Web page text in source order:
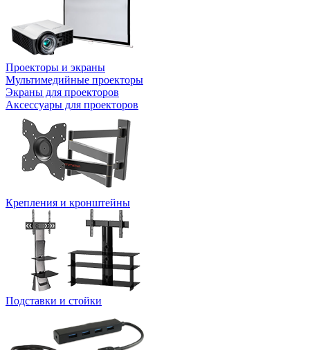
Проекторы и экраны
Мультимедийные проекторы
Экраны для проекторов
Аксессуары для проекторов
Крепления и кронштейны
Подставки и стойки